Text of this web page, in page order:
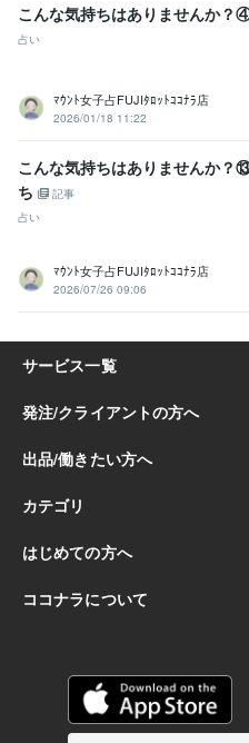
こんな気持ちはありませんか？
占い
ﾏｳﾝﾄ女子占FUJIﾀﾛｯﾄｺｺﾅﾗ店
2026/01/18 11:22
こんな気持ちはありませんか？
ち
記事
占い
ﾏｳﾝﾄ女子占FUJIﾀﾛｯﾄｺｺﾅﾗ店
2026/07/26 09:06